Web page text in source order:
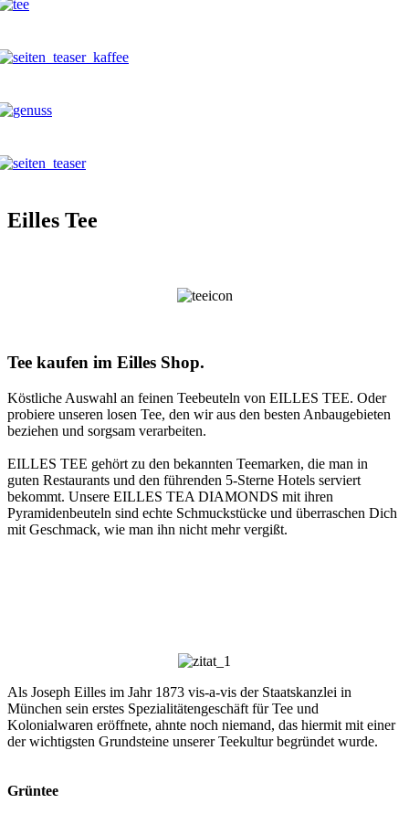
Eilles Tee
Tee kaufen im Eilles Shop.
Köstliche Auswahl an feinen Teebeuteln von EILLES TEE. Oder
probiere unseren losen Tee, den wir aus den besten Anbaugebieten
beziehen und sorgsam verarbeiten.
EILLES TEE gehört zu den bekannten Teemarken, die man in
guten Restaurants und den führenden 5-Sterne Hotels serviert
bekommt. Unsere EILLES TEA DIAMONDS mit ihren
Pyramidenbeuteln sind echte Schmuckstücke und überraschen Dich
mit Geschmack, wie man ihn nicht mehr vergißt.
Als Joseph Eilles im Jahr 1873 vis-a-vis der Staatskanzlei in
München sein erstes Spezialitätengeschäft für Tee und
Kolonialwaren eröffnete, ahnte noch niemand, das hiermit mit einer
der wichtigsten Grundsteine unserer Teekultur begründet wurde.
Grüntee